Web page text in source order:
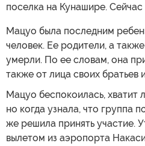
поселка на Кунашире.
Мацуо была последним
человек. Ее родители, а
умерли. По ее словам, она
также от лица своих братьев
Мацуо беспокоилась, хватит
но когда узнала, что группа
же решила принять участие.
вылетом из аэропорта